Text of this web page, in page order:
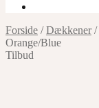
Forside /Dækkener/
Orange/Blue
Tilbud